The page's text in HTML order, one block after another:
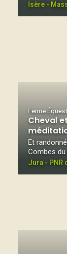
Isère -
Ferme
Cheval
Et
Combes
Jura - PNR